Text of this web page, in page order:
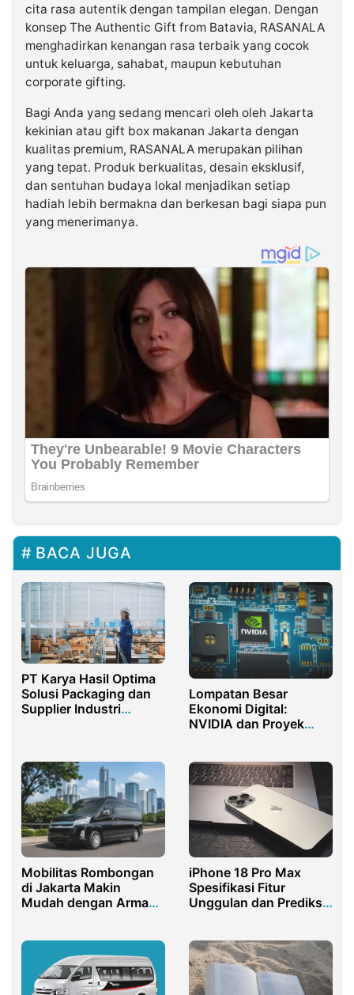
cita rasa autentik dengan tampilan elegan. Dengan
konsep The Authentic Gift from Batavia, RASANALA
menghadirkan kenangan rasa terbaik yang cocok
untuk keluarga, sahabat, maupun kebutuhan
corporate gifting.
Bagi Anda yang sedang mencari oleh oleh Jakarta
kekinian atau gift box makanan Jakarta dengan
kualitas premium, RASANALA merupakan pilihan
yang tepat. Produk berkualitas, desain eksklusif,
dan sentuhan budaya lokal menjadikan setiap
hadiah lebih bermakna dan berkesan bagi siapa pun
yang menerimanya.
BACA JUGA
PT Karya Hasil Optima
Solusi Packaging dan
Supplier Industri
Lompatan Besar
Ekonomi Digital:
NVIDIA dan Proyek
Mobilitas Rombongan
di Jakarta Makin
Mudah dengan Armada
iPhone 18 Pro Max
Spesifikasi Fitur
Unggulan dan Prediksi